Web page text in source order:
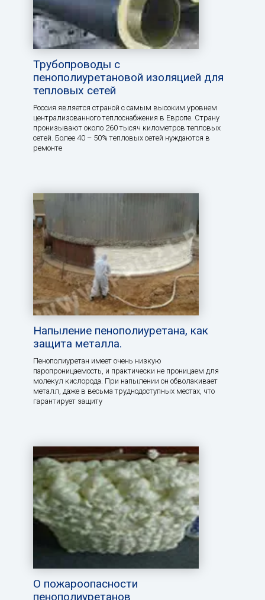
Трубопроводы с
пенополиуретановой изоляцией для
тепловых сетей
Россия является страной с самым высоким уровнем
централизованного теплоснабжения в Европе. Страну
пронизывают около 260 тысяч километров тепловых
сетей. Более 40 – 50% тепловых сетей нуждаются в
ремонте
Напыление пенополиуретана, как
защита металла.
Пенополиуретан имеет очень низкую
паропроницаемость, и практически не проницаем для
молекул кислорода. При напылении он обволакивает
металл, даже в весьма труднодоступных местах, что
гарантирует защиту
О пожароопасности
пенополиуретанов